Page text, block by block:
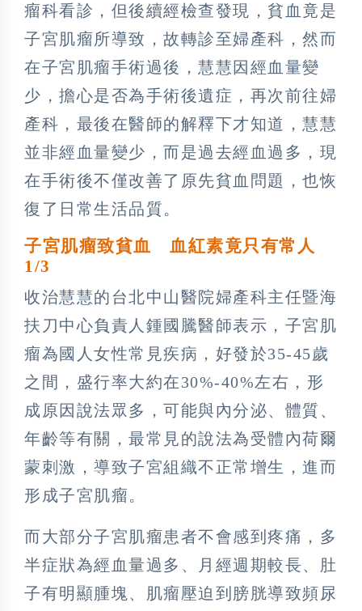
瘤科看診，但後續經檢查發現，貧血竟是
子宮肌瘤所導致，故轉診至婦產科，然而
在子宮肌瘤手術過後，慧慧因經血量變
少，擔心是否為手術後遺症，再次前往婦
產科，最後在醫師的解釋下才知道，慧慧
並非經血量變少，而是過去經血過多，現
在手術後不僅改善了原先貧血問題，也恢
復了日常生活品質。
子宮肌瘤致貧血 血紅素竟只有常人
1/3
收治慧慧的台北中山醫院婦產科主任暨海
扶刀中心負責人鍾國騰醫師表示，子宮肌
瘤為國人女性常見疾病，好發於35-45歲
之間，盛行率大約在30%-40%左右，形
成原因說法眾多，可能與內分泌、體質、
年齡等有關，最常見的說法為受體內荷爾
蒙刺激，導致子宮組織不正常增生，進而
形成子宮肌瘤。
而大部分子宮肌瘤患者不會感到疼痛，多
半症狀為經血量過多、月經週期較長、肚
子有明顯腫塊、肌瘤壓迫到膀胱導致頻尿